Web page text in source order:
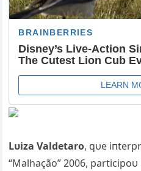
Lυiza Valdetaro, qυe
“Malhação” 2006,